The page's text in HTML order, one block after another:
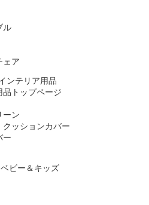
ル
ェア
ンテリア用品
品トップページ
ーン
クッションカバー
ー
ベビー＆キッズ